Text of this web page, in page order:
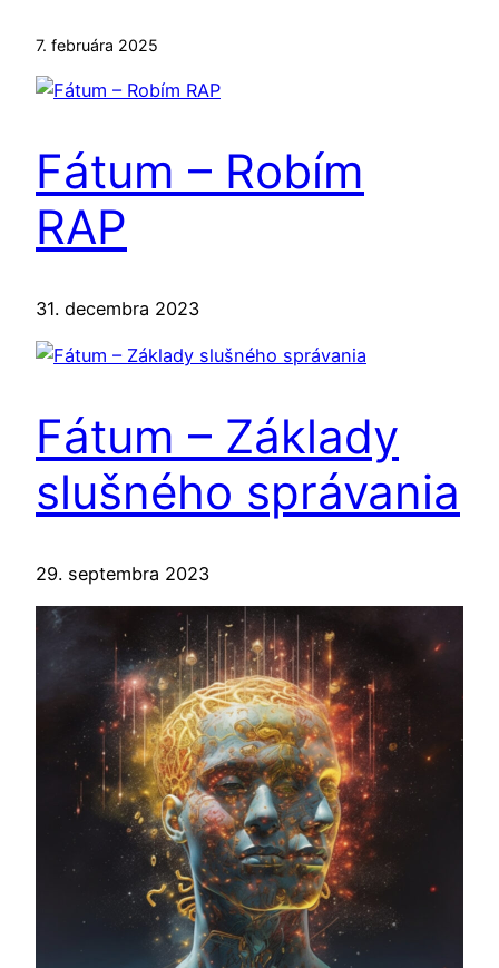
7. februára 2025
Fátum – Robím
RAP
31. decembra 2023
Fátum – Základy
slušného správania
29. septembra 2023